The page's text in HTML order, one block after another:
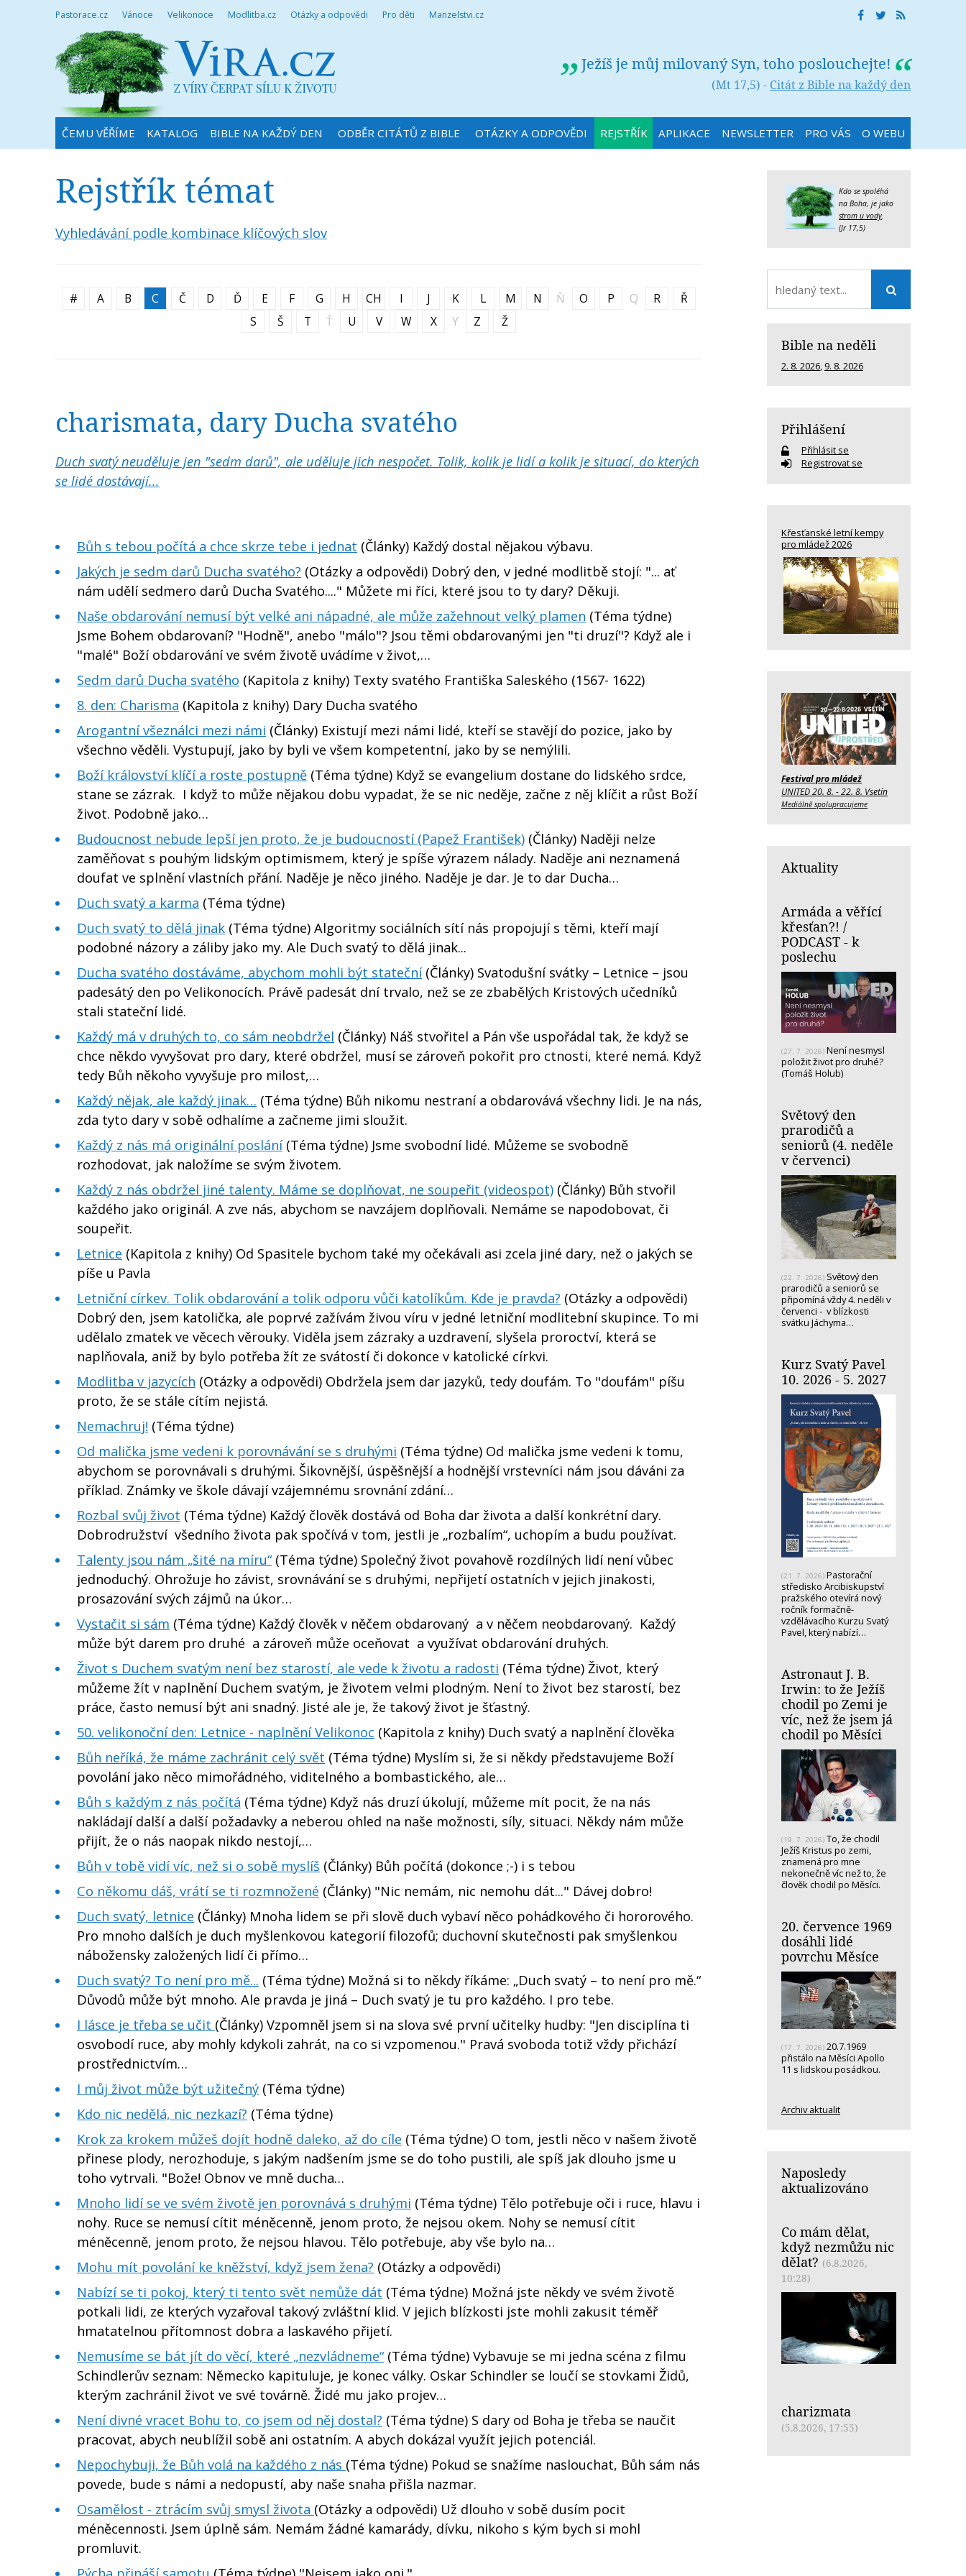
Pastorace.cz Vánoce Velikonoce Modlitba.cz Otázky a odpovědi Pro děti Manzelstvi.cz
Ježíš je můj milovaný Syn, toho poslouchejte!
(Mt 17,5) - Citát z Bible na každý den
ČEMU VĚŘÍME KATALOG BIBLE NA KAŽDÝ DEN ODBĚR CITÁTŮ Z BIBLE OTÁZKY A ODPOVĚDI REJSTŘÍK APLIKACE NEWSLETTER PRO VÁS O WEBU
Rejstřík témat
Vyhledávání podle kombinace klíčových slov
# A B C Č D Ď E F G H CH I J K L M N Ň O P Q R
Ř
S
Š T Ť U V W X Y Z Ž
charismata, dary Ducha svatého
Duch svatý neuděluje jen "sedm darů", ale uděluje jich nespočet. Tolik, kolik je lidí a kolik je situací, do kterých
se lidé dostávají...
Bůh s tebou počítá a chce skrze tebe i jednat (Články) Každý dostal nějakou výbavu.
Jakých je sedm darů Ducha svatého? (Otázky a odpovědi) Dobrý den, v jedné modlitbě stojí: "... ať
nám udělí sedmero darů Ducha Svatého...." Můžete mi říci, které jsou to ty dary? Děkuji.
Naše obdarování nemusí být velké ani nápadné, ale může zažehnout velký plamen (Téma týdne)
Jsme Bohem obdarovaní? "Hodně", anebo "málo"? Jsou těmi obdarovanými jen "ti druzí"? Když ale i
"malé" Boží obdarování ve svém životě uvádíme v život,…
Sedm darů Ducha svatého (Kapitola z knihy) Texty svatého Františka Saleského (1567- 1622)
8. den: Charisma (Kapitola z knihy) Dary Ducha svatého
Arogantní všeználci mezi námi (Články) Existují mezi námi lidé, kteří se stavějí do pozice, jako by
všechno věděli. Vystupují, jako by byli ve všem kompetentní, jako by se nemýlili.
Boží království klíčí a roste postupně (Téma týdne) Když se evangelium dostane do lidského srdce,
stane se zázrak. I když to může nějakou dobu vypadat, že se nic neděje, začne z něj klíčit a růst Boží
život. Podobně jako…
Budoucnost nebude lepší jen proto, že je budoucností (Papež František) (Články) Naději nelze
zaměňovat s pouhým lidským optimismem, který je spíše výrazem nálady. Naděje ani neznamená
doufat ve splnění vlastních přání. Naděje je něco jiného. Naděje je dar. Je to dar Ducha…
Duch svatý a karma (Téma týdne)
Duch svatý to dělá jinak (Téma týdne) Algoritmy sociálních sítí nás propojují s těmi, kteří mají
podobné názory a záliby jako my. Ale Duch svatý to dělá jinak...
Ducha svatého dostáváme, abychom mohli být stateční(Články) Svatodušní svátky – Letnice – jsou
padesátý den po Velikonocích. Právě padesát dní trvalo, než se ze zbabělých Kristových učedníků
stali stateční lidé.
Každý má v druhých to, co sám neobdržel (Články) Náš stvořitel a Pán vše uspořádal tak, že když se
chce někdo vyvyšovat pro dary, které obdržel, musí se zároveň pokořit pro ctnosti, které nemá. Když
tedy Bůh někoho vyvyšuje pro milost,…
Každý nějak, ale každý jinak… (Téma týdne) Bůh nikomu nestraní a obdarovává všechny lidi. Je na nás,
zda tyto dary v sobě odhalíme a začneme jimi sloužit.
Každý z nás má originální poslání(Téma týdne) Jsme svobodní lidé. Můžeme se svobodně
rozhodovat, jak naložíme se svým životem.
Každý z nás obdržel jiné talenty. Máme se doplňovat, ne soupeřit (videospot) (Články) Bůh stvořil
každého jako originál. A zve nás, abychom se navzájem doplňovali. Nemáme se napodobovat, či
soupeřit.
Letnice (Kapitola z knihy) Od Spasitele bychom také my očekávali asi zcela jiné dary, než o jakých se
píše u Pavla
Letniční církev. Tolik obdarování a tolik odporu vůči katolíkům. Kde je pravda? (Otázky a odpovědi)
Dobrý den, jsem katolička, ale poprvé zažívám živou víru v jedné letniční modlitební skupince. To mi
udělalo zmatek ve věcech věrouky. Viděla jsem zázraky a uzdravení, slyšela proroctví, která se
naplňovala, aniž by bylo potřeba žít ze svátostí či dokonce v katolické církvi.
Modlitba v jazycích (Otázky a odpovědi) Obdržela jsem dar jazyků, tedy doufám. To "doufám" píšu
proto, že se stále cítím nejistá.
Nemachruj! (Téma týdne)
Od malička jsme vedeni k porovnávání se s druhými (Téma týdne) Od malička jsme vedeni k tomu,
abychom se porovnávali s druhými. Šikovnější, úspěšnější a hodnější vrstevníci nám jsou dáváni za
příklad. Známky ve škole dávají vzájemnému srovnání zdání…
Rozbal svůj život (Téma týdne) Každý člověk dostává od Boha dar života a další konkrétní dary.
Dobrodružství všedního života pak spočívá v tom, jestli je „rozbalím“, uchopím a budu používat.
Talenty jsou nám „šité na míru“ (Téma týdne) Společný život povahově rozdílných lidí není vůbec
jednoduchý. Ohrožuje ho závist, srovnávání se s druhými, nepřijetí ostatních v jejich jinakosti,
prosazování svých zájmů na úkor…
Vystačit si sám (Téma týdne) Každý člověk v něčem obdarovaný a v něčem neobdarovaný. Každý
může být darem pro druhé a zároveň může oceňovat a využívat obdarování druhých.
Život s Duchem svatým není bez starostí, ale vede k životu a radosti (Téma týdne) Život, který
můžeme žít v naplnění Duchem svatým, je životem velmi plodným. Není to život bez starostí, bez
práce, často nemusí být ani snadný. Jisté ale je, že takový život je šťastný.
50. velikonoční den: Letnice - naplnění Velikonoc (Kapitola z knihy) Duch svatý a naplnění člověka
Bůh neříká, že máme zachránit celý svět (Téma týdne) Myslím si, že si někdy představujeme Boží
povolání jako něco mimořádného, viditelného a bombastického, ale…
Bůh s každým z nás počítá (Téma týdne) Když nás druzí úkolují, můžeme mít pocit, že na nás
nakládají další a další požadavky a neberou ohled na naše možnosti, síly, situaci. Někdy nám může
přijít, že o nás naopak nikdo nestojí,…
Bůh v tobě vidí víc, než si o sobě myslíš (Články) Bůh počítá (dokonce ;-) i s tebou
Co někomu dáš, vrátí se ti rozmnožené (Články) "Nic nemám, nic nemohu dát..." Dávej dobro!
Duch svatý, letnice (Články) Mnoha lidem se při slově duch vybaví něco pohádkového či hororového.
Pro mnoho dalších je duch myšlenkovou kategorií filozofů; duchovní skutečnosti pak smyšlenkou
nábožensky založených lidí či přímo…
Duch svatý? To není pro mě... (Téma týdne) Možná si to někdy říkáme: „Duch svatý – to není pro mě.“
Důvodů může být mnoho. Ale pravda je jiná – Duch svatý je tu pro každého. I pro tebe.
I lásce je třeba se učit (Články) Vzpomněl jsem si na slova své první učitelky hudby: "Jen disciplína ti
osvobodí ruce, aby mohly kdykoli zahrát, na co si vzpomenou." Pravá svoboda totiž vždy přichází
prostřednictvím…
I můj život může být užitečný (Téma týdne)
Kdo nic nedělá, nic nezkazí? (Téma týdne)
Krok za krokem můžeš dojít hodně daleko, až do cíle (Téma týdne) O tom, jestli něco v našem životě
přinese plody, nerozhoduje, s jakým nadšením jsme se do toho pustili, ale spíš jak dlouho jsme u
toho vytrvali. "Bože! Obnov ve mně ducha…
Mnoho lidí se ve svém životě jen porovnává s druhými (Téma týdne) Tělo potřebuje oči i ruce, hlavu i
nohy. Ruce se nemusí cítit méněcenně, jenom proto, že nejsou okem. Nohy se nemusí cítit
méněcenně, jenom proto, že nejsou hlavou. Tělo potřebuje, aby vše bylo na…
Mohu mít povolání ke kněžství, když jsem žena? (Otázky a odpovědi)
Nabízí se ti pokoj, který ti tento svět nemůže dát (Téma týdne) Možná jste někdy ve svém životě
potkali lidi, ze kterých vyzařoval takový zvláštní klid. V jejich blízkosti jste mohli zakusit téměř
hmatatelnou přítomnost dobra a laskavého přijetí.
Nemusíme se bát jít do věcí, které „nezvládneme“ (Téma týdne) Vybavuje se mi jedna scéna z filmu
Schindlerův seznam: Německo kapituluje, je konec války. Oskar Schindler se loučí se stovkami Židů,
kterým zachránil život ve své továrně. Židé mu jako projev…
Není divné vracet Bohu to, co jsem od něj dostal? (Téma týdne) S dary od Boha je třeba se naučit
pracovat, abych neublížil sobě ani ostatním. A abych dokázal využít jejich potenciál.
Nepochybuji, že Bůh volá na každého z nás (Téma týdne) Pokud se snažíme naslouchat, Bůh sám nás
povede, bude s námi a nedopustí, aby naše snaha přišla nazmar.
Osamělost - ztrácím svůj smysl života (Otázky a odpovědi) Už dlouho v sobě dusím pocit
méněcennosti. Jsem úplně sám. Nemám žádné kamarády, dívku, nikoho s kým bych si mohl
promluvit.
Kdo se spoléhá
na Boha, je jako
strom u vody.
(Jr 17,5)
Bible na neděli
2. 8. 2026, 9. 8. 2026
Přihlášení
Přihlásit se
Registrovat se
Křesťanské letní kempy
pro mládež 2026
Festival pro mládež
UNITED 20. 8. - 22. 8. Vsetín
Mediálně spolupracujeme
Aktuality
Armáda a věřící
křesťan?! /
PODCAST - k
poslechu
(27. 7. 2026) Není nesmysl
položit život pro druhé?
(Tomáš Holub)
Světový den
prarodičů a
seniorů (4. neděle
v červenci)
(22. 7. 2026) Světový den
prarodičů a seniorů se
připomíná vždy 4. neděli v
červenci - v blízkosti
svátku Jáchyma…
Kurz Svatý Pavel
10. 2026 - 5. 2027
(21. 7. 2026) Pastorační
středisko Arcibiskupství
pražského otevírá nový
ročník formačně-
vzdělávacího Kurzu Svatý
Pavel, který nabízí…
Astronaut J. B.
Irwin: to že Ježíš
chodil po Zemi je
víc, než že jsem já
chodil po Měsíci
(19. 7. 2026) To, že chodil
Ježíš Kristus po zemi,
znamená pro mne
nekonečně víc než to, že
člověk chodil po Měsíci.
20. července 1969
dosáhli lidé
povrchu Měsíce
(17. 7. 2026) 20.7.1969
přistálo na Měsíci Apollo
11 s lidskou posádkou.
Archiv aktualit
Naposledy
aktualizováno
Co mám dělat,
když nezmůžu nic
dělat? (6.8.2026,
10:28)
charizmata
(5.8.2026, 17:55)